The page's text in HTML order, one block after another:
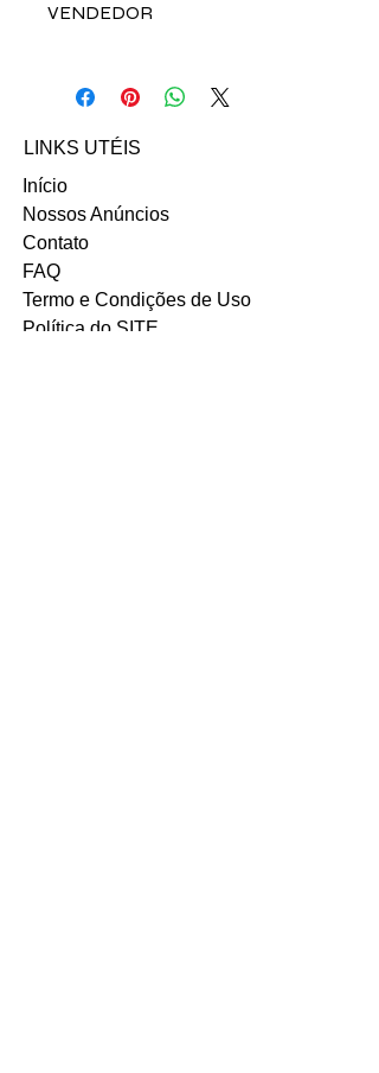
VENDEDOR
fale direto com a vendedora Aline
Codognotto no contato abaixo:
Email: alinecodognotto@gmail.com
LINKS UTÉIS
Início
Nossos Anúncios
Contato
FAQ
Termo e Condições de Uso
Política do SITE